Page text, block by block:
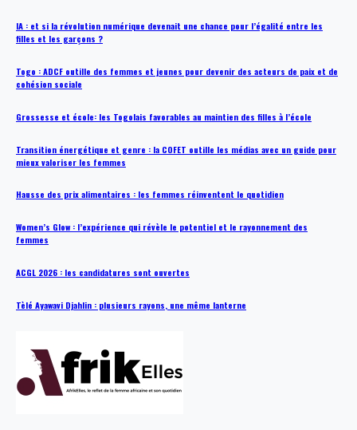
IA : et si la révolution numérique devenait une chance pour l’égalité entre les
filles et les garçons ?
Togo : ADCF outille des femmes et jeunes pour devenir des acteurs de paix et de
cohésion sociale
Grossesse et école: les Togolais favorables au maintien des filles à l’école
Transition énergétique et genre : la COFET outille les médias avec un guide pour
mieux valoriser les femmes
Hausse des prix alimentaires : les femmes réinventent le quotidien
Women’s Glow : l’expérience qui révèle le potentiel et le rayonnement des
femmes
ACGL 2026 : les candidatures sont ouvertes
Tèlé Ayawavi Djahlin : plusieurs rayons, une même lanterne